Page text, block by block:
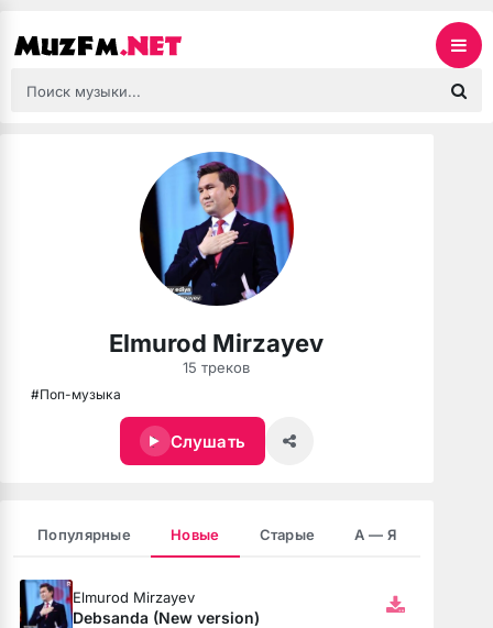
Elmurod Mirzayev
15 треков
#Поп-музыка
Слушать
Популярные Новые Старые А — Я
Elmurod Mirzayev
Debsanda (New version)